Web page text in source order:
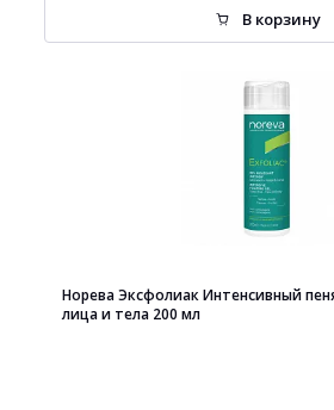
В корзину
Норева Эксфолиак Интенсивный
лица и тела 200 мл